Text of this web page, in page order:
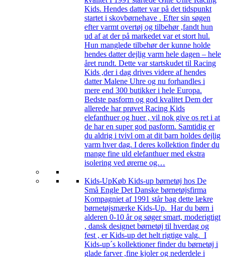
Kids. Hendes datter var på det tidspunkt
startet i skovbørnehave . Efter sin søgen
efter varmt overtøj og tilbehør ,fandt hun
ud af at der på markedet var et stort hul.
Hun manglede tilbehør der kunne holde
hendes datter dejlig varm hele dagen – hele
året rundt. Dette var startskudet til Racing
Kids ,der i dag drives videre af hendes
datter Malene Uhre og nu forhandles i
mere end 300 butikker i hele Europa.
Bedste pasform og god kvalitet Dem der
allerede har prøvet Racing Kids
elefanthuer og huer , vil nok give os ret i at
de har en super god pasform. Samtidig er
du aldrig i tvivl om at dit barn holdes dejlig
varm hver dag. I deres kollektion finder du
mange fine uld elefanthuer med ekstra
isolering ved ørerne og…
Kids-UpKøb Kids-up børnetøj hos De
Små Engle Det Danske børnetøjsfirma
Kompagniet af 1991 står bag dette lækre
børnetøjsmærke Kids-Up. Har du børn i
alderen 0-10 år og søger smart, moderigtigt
, dansk designet børnetøj til hverdag og
fest , er Kids-up det helt rigtige valg. I
Kids-up´s kollektioner finder du børnetøj i
glade farver ,fine kjoler og nederdele i